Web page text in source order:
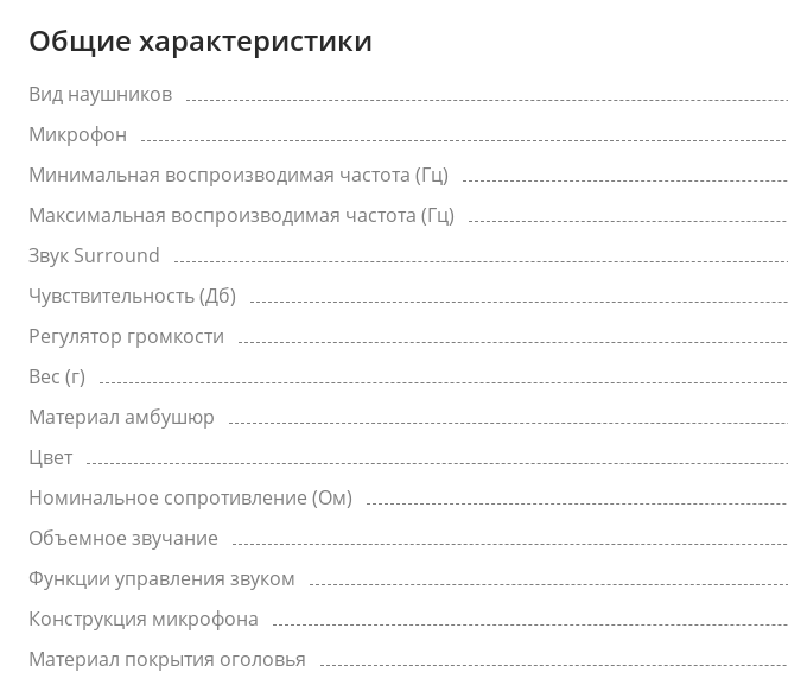
Общие характеристики
Вид наушников
Микрофон
Минимальная воспроизводимая частота (Гц)
Максимальная воспроизводимая частота (Гц)
Звук Surround
Чувствительность (Дб)
Регулятор громкости
Вес (г)
Материал амбушюр
Цвет
Номинальное сопротивление (Ом)
Объемное звучание
Функции управления звуком
Конструкция микрофона
Материал покрытия оголовья